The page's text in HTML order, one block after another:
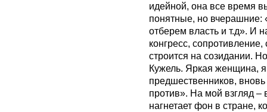
идейной, она все время
понятные, но
отберем власть и т.д». И
конгресс,
строится на созидании.
Кужель. Яркая женщина,
предшественников,
против». На мой взгляд –
нагнетает фон в стране,